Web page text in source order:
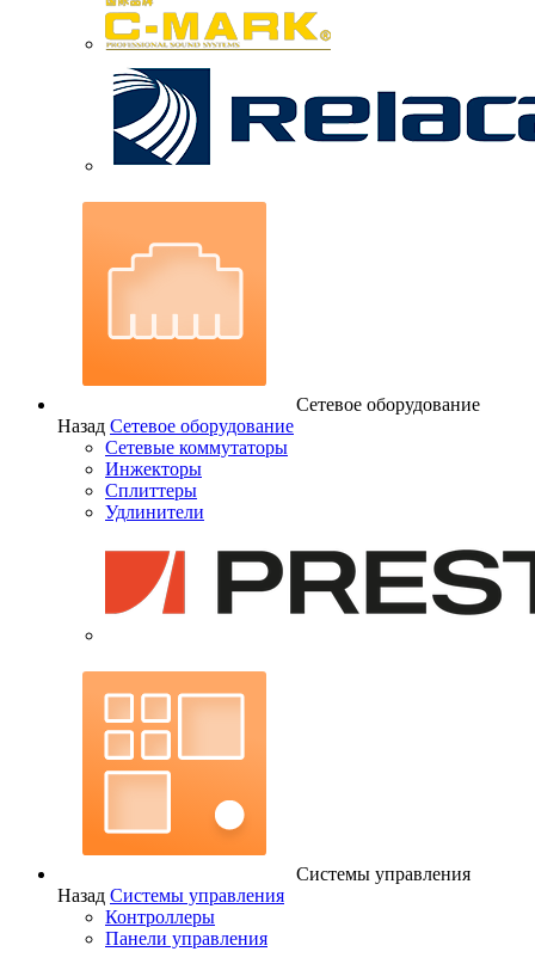
Сетевое оборудование
Назад Сетевое оборудование
Сетевые коммутаторы
Инжекторы
Сплиттеры
Удлинители
Системы управления
Назад Системы управления
Контроллеры
Панели управления